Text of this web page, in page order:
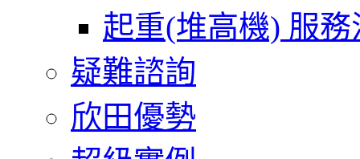
起重(堆高機) 服務
疑難諮詢
欣田優勢